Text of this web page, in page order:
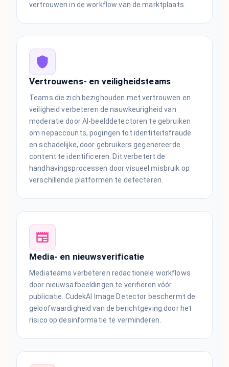
vertrouwen in de workflow van de marktplaats.
Vertrouwens- en veiligheidsteams
Teams die zich bezighouden met vertrouwen en
veiligheid verbeteren de nauwkeurigheid van
moderatie door AI-beelddetectoren te gebruiken
om nepaccounts, pogingen tot identiteitsfraude
en schadelijke, door gebruikers gegenereerde
content te identificeren. Dit verbetert de
handhavingsprocessen door visueel misbruik op
verschillende platformen te detecteren.
Media- en nieuwsverificatie
Mediateams verbeteren redactionele workflows
door nieuwsafbeeldingen te verifiëren vóór
publicatie. CudekAI Image Detector beschermt de
geloofwaardigheid van de berichtgeving door het
risico op desinformatie te verminderen.